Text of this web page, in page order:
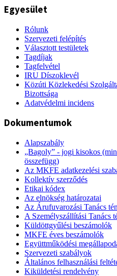
Egyesület
Rólunk
Szervezeti felépítés
Választott testületek
Tagdíjak
Tagfelvétel
IRU Díszoklevél
Közúti Közlekedési
Bizottsága
Adatvédelmi incidens
Dokumentumok
Alapszabály
„Bagoly” - jogi kisokos
összefügg)
Az MKFE adatkezelési
Kollektív szerződés
Etikai kódex
Az elnökség határozatai
Az Árufuvarozási Tanács
A Személyszállítási Tanács
Küldöttgyűlési beszámolók
MKFE éves beszámolók
Együttműködési
Szervezeti szabályok
Általános felhasználási
Kiküldetési rendelvény